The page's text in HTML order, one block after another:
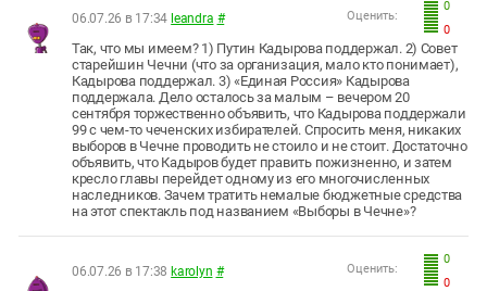
0
0
Оценить:
06.07.26 в 17:34 leandra #
Так, что мы имеем? 1) Путин Кадырова поддержал. 2) Совет
старейшин Чечни (что за организация, мало кто понимает),
Кадырова поддержал. 3) «Единая Россия» Кадырова
поддержала. Дело осталось за малым – вечером 20
сентября торжественно объявить, что Кадырова поддержали
99 с чем-то чеченских избирателей. Спросить меня, никаких
выборов в Чечне проводить не стоило и не стоит. Достаточно
объявить, что Кадыров будет править пожизненно, и затем
кресло главы перейдет одному из его многочисленных
наследников. Зачем тратить немалые бюджетные средства
на этот спектакль под названием «Выборы в Чечне»?
0
0
Оценить:
06.07.26 в 17:38 karolyn #